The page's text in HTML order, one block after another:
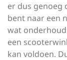
er dus genoeg
bent naar een
wat
een
kan voldoen.